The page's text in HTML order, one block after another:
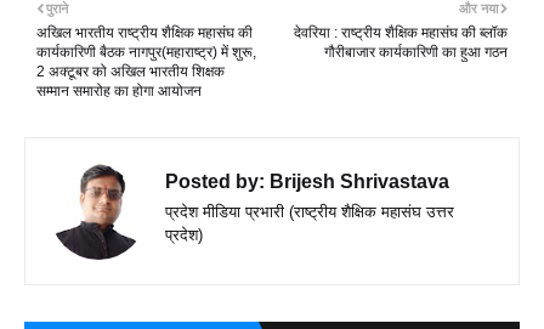
और नया
देवरिया : राष्ट्रीय शैक्षिक महासंघ की ब्लॉक
गौरीबाजार कार्यकारिणी का हुआ गठन
पुराने
अखिल भारतीय राष्ट्रीय शैक्षिक महासंघ की
कार्यकारिणी बैठक नागपुर(महाराष्ट्र) में शुरू,
2 अक्टूबर को अखिल भारतीय शिक्षक
सम्मान समारोह का होगा आयोजन
Posted by: Brijesh Shrivastava
प्रदेश मीडिया प्रभारी (राष्ट्रीय शैक्षिक महासंघ उत्तर
प्रदेश)